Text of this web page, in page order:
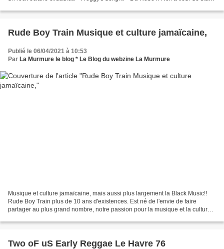
Rude Boy Train Musique et culture jamaïcaine,
Publié le 06/04/2021 à 10:53
Par La Murmure le blog * Le Blog du webzine La Murmure
Musique et culture jamaïcaine, mais aussi plus largement la Black Music!!
Rude Boy Train plus de 10 ans d'existences. Est né de l'envie de faire
partager au plus grand nombre, notre passion pour la musique et la culture
Two oF uS Early Reggae Le Havre 76